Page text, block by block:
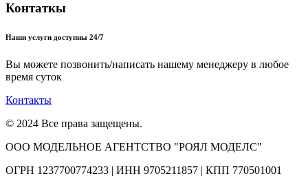
Контаткы
Наши услуги доступны 24/7
Вы можете позвонить/написать нашему менеджеру в любое
время суток
Контакты
© 2024 Все права защещены.
ООО МОДЕЛЬНОЕ АГЕНТСТВО "РОЯЛ МОДЕЛС"
ОГРН 1237700774233 | ИНН 9705211857 | КПП 770501001